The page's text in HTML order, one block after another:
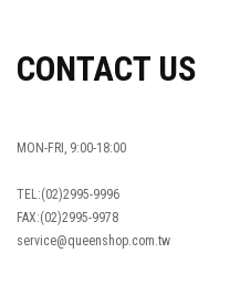
CONTACT US
MON-FRI, 9:00-18:00
TEL:(02)2995-9996
FAX:(02)2995-9978
service@queenshop.com.tw